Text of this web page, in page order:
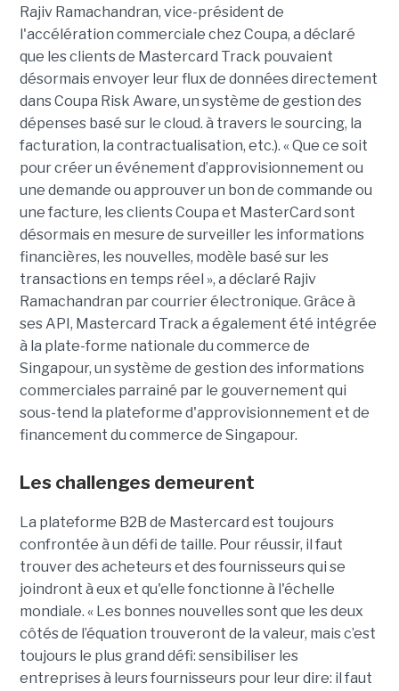
Rajiv Ramachandran, vice-président de
l'accélération commerciale chez Coupa, a déclaré
que les clients de Mastercard Track pouvaient
désormais envoyer leur flux de données directement
dans Coupa Risk Aware, un système de gestion des
dépenses basé sur le cloud. à travers le sourcing, la
facturation, la contractualisation, etc.). « Que ce soit
pour créer un événement d’approvisionnement ou
une demande ou approuver un bon de commande ou
une facture, les clients Coupa et MasterCard sont
désormais en mesure de surveiller les informations
financières, les nouvelles, modèle basé sur les
transactions en temps réel », a déclaré Rajiv
Ramachandran par courrier électronique. Grâce à
ses API, Mastercard Track a également été intégrée
à la plate-forme nationale du commerce de
Singapour, un système de gestion des informations
commerciales parrainé par le gouvernement qui
sous-tend la plateforme d'approvisionnement et de
financement du commerce de Singapour.
Les challenges demeurent
La plateforme B2B de Mastercard est toujours
confrontée à un défi de taille. Pour réussir, il faut
trouver des acheteurs et des fournisseurs qui se
joindront à eux et qu'elle fonctionne à l'échelle
mondiale. « Les bonnes nouvelles sont que les deux
côtés de l’équation trouveront de la valeur, mais c’est
toujours le plus grand défi: sensibiliser les
entreprises à leurs fournisseurs pour leur dire: il faut